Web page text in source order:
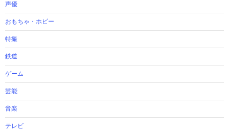
声優
おもちゃ・ホビー
特撮
鉄道
ゲーム
芸能
音楽
テレビ